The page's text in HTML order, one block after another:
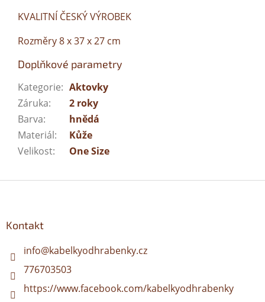
KVALITNÍ ČESKÝ VÝROBEK
Rozměry 8 x 37 x 27 cm
Doplňkové parametry
Kategorie: Aktovky
Záruka:
2 roky
Barva:
hnědá
Materiál:
Kůže
Velikost: One Size
Kontakt
info@kabelkyodhrabenky.cz
776703503
https://www.facebook.com/kabelkyodhrabenky